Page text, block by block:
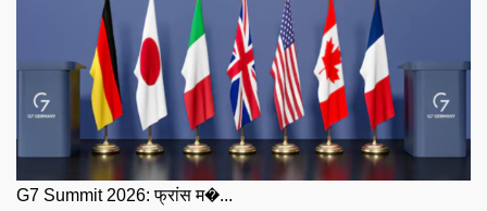
G7 Summit 2026: फ्रांस म�...